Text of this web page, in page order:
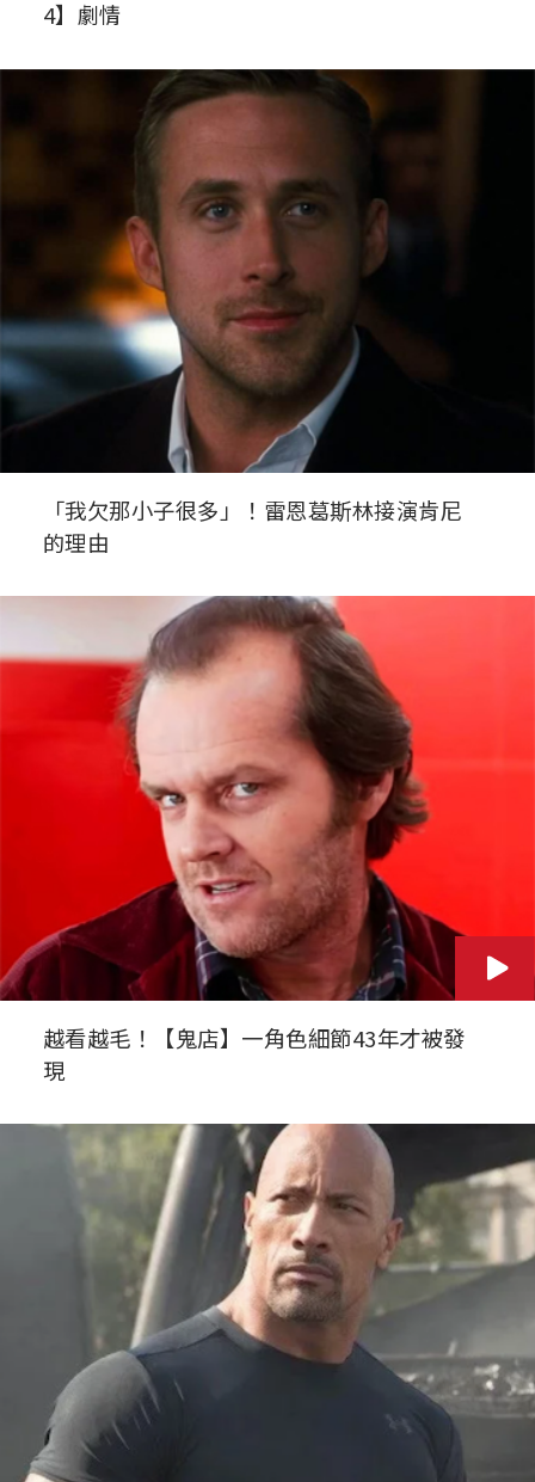
4】劇情
「我欠那小子很多」！雷恩葛斯林接演肯尼
的理由
越看越毛！【鬼店】一角色細節43年才被發
現